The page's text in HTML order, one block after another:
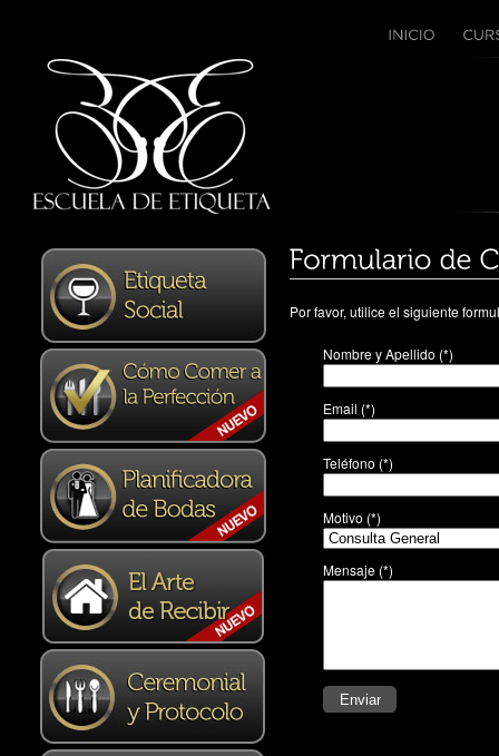
Por favor, utilice el siguiente
Nombre y Apellido (*)
Email (*)
Teléfono (*)
Motivo (*)
Mensaje (*)